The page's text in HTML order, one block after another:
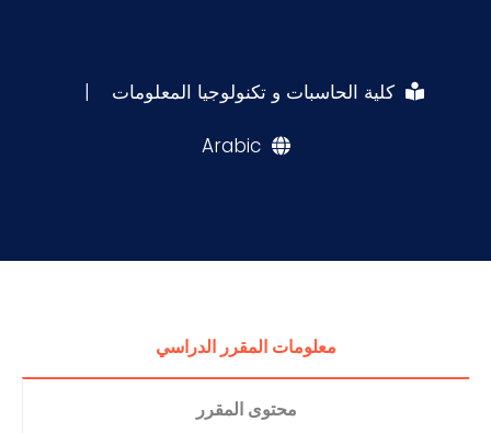
كلية الحاسبات و تكنولوجيا المعلومات |
Arabic
معلومات المقرر الدراسي
محتوى المقرر